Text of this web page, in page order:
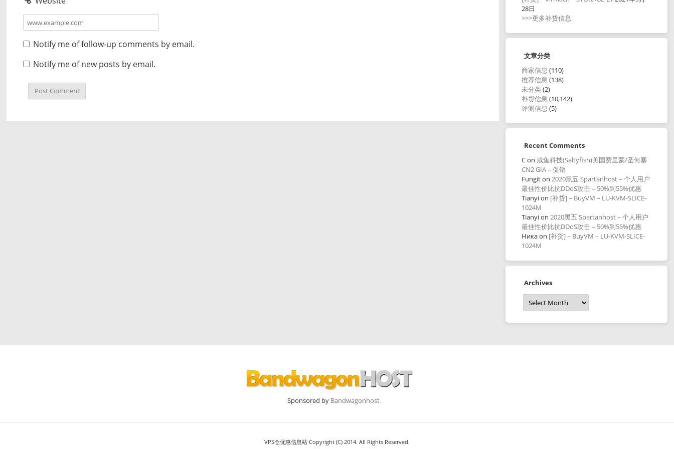
Notify me of follow-up comments by email.
Notify me of new posts by email.
28日
>>>更多补货信息
文章分类
商家信息 (110)
推荐信息 (138)
未分类(2)
补货信息 (10,142)
评测信息 (5)
Recent Comments
Con 咸鱼科技(Saltyfish)美国费里蒙/圣何塞
CN2 GIA – 促销
Fungiton2020黑五 Spartanhost – 个人用户
最佳性价比抗DDoS攻击 – 50%到55%优惠
Tianyion [补货] – BuyVM – LU-KVM-SLICE-
1024M
Tianyion2020黑五 Spartanhost – 个人用户
最佳性价比抗DDoS攻击 – 50%到55%优惠
Никаon [补货] – BuyVM – LU-KVM-SLICE-
1024M
Archives
Archives
Sponsored by Bandwagonhost
VPS仓优惠信息站 Copyright (C) 2014. All Rights Reserved.